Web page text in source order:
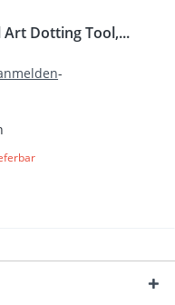
Dotting Tool,...
-